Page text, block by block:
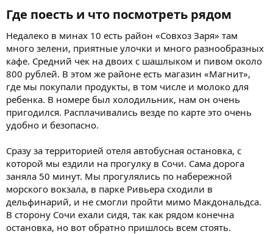
Где поесть и что посмотреть рядом​
Недалеко в минах 10 есть район «Совхоз Заря» там
много зелени, приятные улочки и много разнообразных
кафе. Средний чек на двоих с шашлыком и пивом около
800 рублей. В этом же районе есть магазин «Магнит»,
где мы покупали продукты, в том числе и молоко для
ребенка. В номере был холодильник, нам он очень
пригодился. Расплачивались везде по карте это очень
удобно и безопасно.
Сразу за территорией отеля автобусная остановка, с
которой мы ездили на прогулку в Сочи. Сама дорога
заняла 50 минут. Мы прогулялись по набережной
морского вокзала, в парке Ривьера сходили в
дельфинарий, и не смогли пройти мимо Макдональдса.
В сторону Сочи ехали сидя, так как рядом конечна
остановка, но вот обратно пришлось всем стоять.